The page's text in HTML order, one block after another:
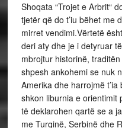
Shoqata “Trojet e Arbrit“
tjetër që do t’iu bëhet me
mirret vendimi.Vërtetë
deri aty dhe je i detyruar
mbrojtur historinë,
shpesh ankohemi se nuk
Amerika dhe harrojmë
shkon liburnia e orientimit
të deklarohen qartë se a
me Turqinë, Serbinë dhe